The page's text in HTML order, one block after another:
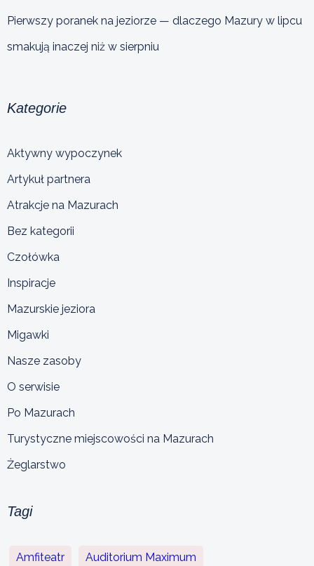
Pierwszy poranek na jeziorze — dlaczego Mazury w lipcu
smakują inaczej niż w sierpniu
Kategorie
Aktywny wypoczynek
Artykuł partnera
Atrakcje na Mazurach
Bez kategorii
Czołówka
Inspiracje
Mazurskie jeziora
Migawki
Nasze zasoby
O serwisie
Po Mazurach
Turystyczne miejscowości na Mazurach
Żeglarstwo
Tagi
Amfiteatr Auditorium Maximum